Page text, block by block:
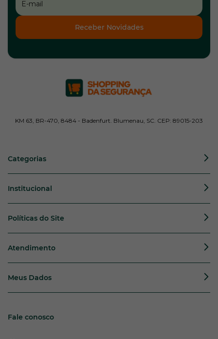
Receber Novidades
KM 63, BR-470, 8484 - Badenfurt. Blumenau, SC. CEP: 89015-203
Categorias
Institucional
Políticas do Site
Atendimento
Meus Dados
Fale conosco